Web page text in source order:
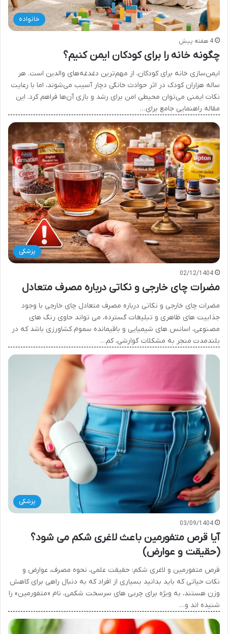
خانواده
4 هفته پیش
چگونه خانه را برای کودکان ایمن کنیم؟
ایمن‌سازی خانه برای کودکان، از مهم‌ترین دغدغه‌های والدین است. هر
ساله هزاران کودک در اثر حوادث خانگی دچار آسیب می‌شوند، اما با رعایت
نکات ایمنی می‌توان محیطی امن برای رشد و بازی آن‌ها فراهم کرد. این
مقاله راهنمایی جامع برای…
پزشکی
02/12/1404
مضرات چای خارجی و نکاتی درباره مصرف متعادل
مضرات چای خارجی و نکاتی درباره مصرف متعادل چای خارجی با وجود
جذابیت های ظاهری و تبلیغات گسترده، می تواند حاوی رنگ های
مصنوعی، اسانس های شیمیایی و باقیمانده سموم کشاورزی باشد که در
بلندمدت منجر به مشکلات گوارشی، کم…
پزشکی
03/09/1404
آیا قرص متفورمین باعث لاغری شکم می شود؟
(حقیقت و عوارض)
قرص متفورمین و لاغری شکم: حقیقت علمی، نحوه مصرف، عوارض و
نکات حیاتی که باید بدانید بسیاری از افراد که به دنبال راهی برای کاهش
وزن هستند، به ویژه برای چربی های سرسخت شکمی، نام «متفورمین» را
شنیده اند و…